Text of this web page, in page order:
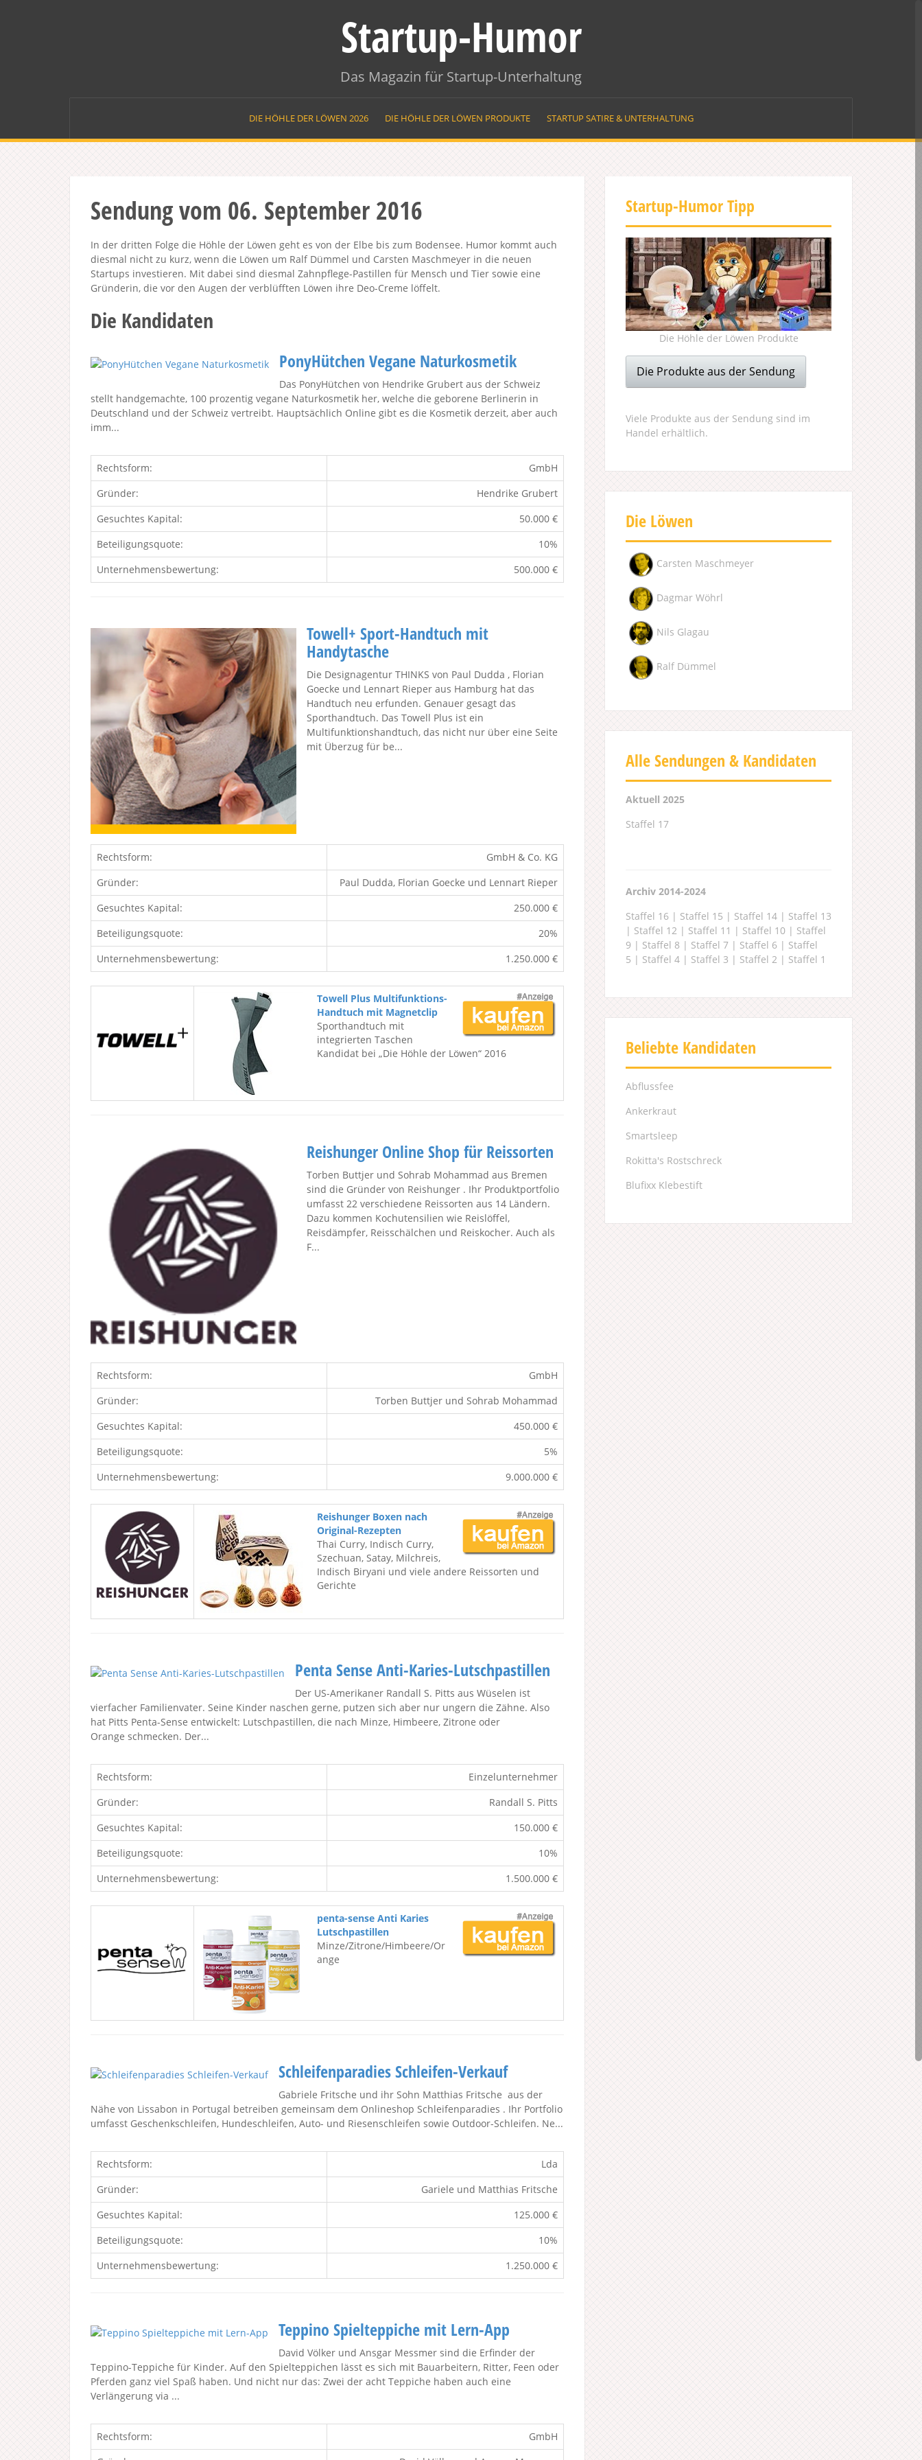
Startup-Humor
Das Magazin für Startup-Unterhaltung
DIE HÖHLE DER LÖWEN 2026 DIE HÖHLE DER LÖWEN PRODUKTE STARTUP SATIRE & UNTERHALTUNG
Sendung vom 06. September 2016
In der dritten Folge die Höhle der Löwen geht es von der Elbe bis zum Bodensee. Humor kommt auch
diesmal nicht zu kurz, wenn die Löwen um Ralf Dümmel und Carsten Maschmeyer in die neuen
Startups investieren. Mit dabei sind diesmal Zahnpflege-Pastillen für Mensch und Tier sowie eine
Gründerin, die vor den Augen der verblüfften Löwen ihre Deo-Creme löffelt.
Die Kandidaten
PonyHütchen Vegane Naturkosmetik
Das PonyHütchen von Hendrike Grubert aus der Schweiz
stellt handgemachte, 100 prozentig vegane Naturkosmetik her, welche die geborene Berlinerin in
Deutschland und der Schweiz vertreibt. Hauptsächlich Online gibt es die Kosmetik derzeit, aber auch
imm...
Rechtsform:
GmbH
Gründer:
Hendrike Grubert
Gesuchtes Kapital:
50.000 €
Beteiligungsquote:
10%
Unternehmensbewertung:
500.000 €
Towell+ Sport-Handtuch mit
Handytasche
Die Designagentur THINKS von Paul Dudda , Florian
Goecke und Lennart Rieper aus Hamburg hat das
Handtuch neu erfunden. Genauer gesagt das
Sporthandtuch. Das Towell Plus ist ein
Multifunktionshandtuch, das nicht nur über eine Seite
mit Überzug für be...
Rechtsform:
GmbH & Co. KG
Gründer:
Paul Dudda, Florian Goecke und Lennart Rieper
Gesuchtes Kapital:
250.000 €
Beteiligungsquote:
20%
Unternehmensbewertung:
1.250.000 €
Towell Plus Multifunktions-
Handtuch mit Magnetclip
Sporthandtuch mit
integrierten Taschen
Kandidat bei „Die Höhle der Löwen“ 2016
Reishunger Online Shop für Reissorten
Torben Buttjer und Sohrab Mohammad aus Bremen
sind die Gründer von Reishunger . Ihr Produktportfolio
umfasst 22 verschiedene Reissorten aus 14 Ländern.
Dazu kommen Kochutensilien wie Reislöffel,
Reisdämpfer, Reisschälchen und Reiskocher. Auch als
F...
Rechtsform:
GmbH
Gründer:
Torben Buttjer und Sohrab Mohammad
Gesuchtes Kapital:
450.000 €
Beteiligungsquote:
5%
Unternehmensbewertung:
9.000.000 €
Reishunger Boxen nach
Original-Rezepten
Thai Curry, Indisch Curry,
Szechuan, Satay, Milchreis,
Indisch Biryani und viele andere Reissorten und
Gerichte
Penta Sense Anti-Karies-Lutschpastillen
Der US-Amerikaner Randall S. Pitts aus Wüselen ist
vierfacher Familienvater. Seine Kinder naschen gerne, putzen sich aber nur ungern die Zähne. Also
hat Pitts Penta-Sense entwickelt: Lutschpastillen, die nach Minze, Himbeere, Zitrone oder
Orange schmecken. Der...
Rechtsform:
Einzelunternehmer
Gründer:
Randall S. Pitts
Gesuchtes Kapital:
150.000 €
Beteiligungsquote:
10%
Unternehmensbewertung:
1.500.000 €
penta-sense Anti Karies
Lutschpastillen
Minze/Zitrone/Himbeere/Or
ange
Schleifenparadies Schleifen-Verkauf
Gabriele Fritsche und ihr Sohn Matthias Fritsche aus der
Nähe von Lissabon in Portugal betreiben gemeinsam dem Onlineshop Schleifenparadies . Ihr Portfolio
umfasst Geschenkschleifen, Hundeschleifen, Auto- und Riesenschleifen sowie Outdoor-Schleifen. Ne...
Rechtsform:
Lda
Gründer:
Gariele und Matthias Fritsche
Gesuchtes Kapital:
125.000 €
Beteiligungsquote:
10%
Unternehmensbewertung:
1.250.000 €
Teppino Spielteppiche mit Lern-App
David Völker und Ansgar Messmer sind die Erfinder der
Teppino-Teppiche für Kinder. Auf den Spielteppichen lässt es sich mit Bauarbeitern, Ritter, Feen oder
Pferden ganz viel Spaß haben. Und nicht nur das: Zwei der acht Teppiche haben auch eine
Verlängerung via ...
Rechtsform:
GmbH
Startup-Humor Tipp
Die Höhle der Löwen Produkte
Die Produkte aus der Sendung
Viele Produkte aus der Sendung sind im
Handel erhältlich.
Die Löwen
Carsten Maschmeyer
Dagmar Wöhrl
Nils Glagau
Ralf Dümmel
Alle Sendungen & Kandidaten
Aktuell 2025
Staffel 17
Archiv 2014-2024
Staffel 16 | Staffel 15 | Staffel 14 | Staffel 13
| Staffel 12 | Staffel 11 | Staffel 10 | Staffel
9 | Staffel 8 | Staffel 7 | Staffel 6 | Staffel
5 | Staffel 4 | Staffel 3 | Staffel 2 | Staffel 1
Beliebte Kandidaten
Abflussfee
Ankerkraut
Smartsleep
Rokitta's Rostschreck
Blufixx Klebestift